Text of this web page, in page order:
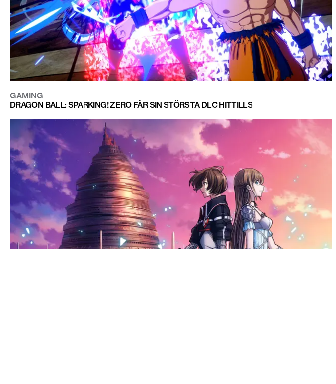
GAMING
DRAGON BALL: SPARKING! ZERO FÅR SIN STÖRSTA DLC HITTILLS